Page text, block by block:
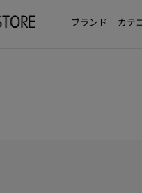
ブランド カテ